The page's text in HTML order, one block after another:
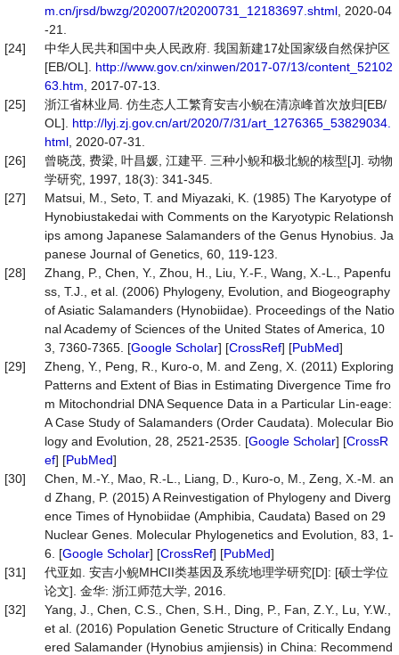
m.cn/jrsd/bwzg/202007/t20200731_12183697.shtml , 2020-04
-21.
[24]
中华人民共和国中央人民政府. 我国新建17处国家级自然保护区
[EB/OL]. http://www.gov.cn/xinwen/2017-07/13/content_52102
63.htm , 2017-07-13.
[25]
浙江省林业局. 仿生态人工繁育安吉小鲵在清凉峰首次放归[EB/
OL]. http://lyj.zj.gov.cn/art/2020/7/31/art_1276365_53829034.
html , 2020-07-31.
[26]
曾晓茂, 费梁, 叶昌媛, 江建平. 三种小鲵和极北鲵的核型[J]. 动物
学研究, 1997, 18(3): 341-345.
[27]
Matsui, M., Seto, T. and Miyazaki, K. (1985) The Karyotype of
Hynobiustakedai with Comments on the Karyotypic Relationsh
ips among Japanese Salamanders of the Genus Hynobius. Ja
panese Journal of Genetics, 60, 119-123.
[28]
Zhang, P., Chen, Y., Zhou, H., Liu, Y.-F., Wang, X.-L., Papenfu
ss, T.J., et al. (2006) Phylogeny, Evolution, and Biogeography
of Asiatic Salamanders (Hynobiidae). Proceedings of the Natio
nal Academy of Sciences of the United States of America, 10
3, 7360-7365. [Google Scholar] [CrossRef] [PubMed]
[29]
Zheng, Y., Peng, R., Kuro-o, M. and Zeng, X. (2011) Exploring
Patterns and Extent of Bias in Estimating Divergence Time fro
m Mitochondrial DNA Sequence Data in a Particular Lin-eage:
A Case Study of Salamanders (Order Caudata). Molecular Bio
logy and Evolution, 28, 2521-2535. [Google Scholar] [CrossR
ef] [PubMed]
[30]
Chen, M.-Y., Mao, R.-L., Liang, D., Kuro-o, M., Zeng, X.-M. an
d Zhang, P. (2015) A Reinvestigation of Phylogeny and Diverg
ence Times of Hynobiidae (Amphibia, Caudata) Based on 29
Nuclear Genes. Molecular Phylogenetics and Evolution, 83, 1-
6. [Google Scholar] [CrossRef] [PubMed]
[31]
代亚如. 安吉小鲵MHCII类基因及系统地理学研究[D]: [硕士学位
论文]. 金华: 浙江师范大学, 2016.
[32]
Yang, J., Chen, C.S., Chen, S.H., Ding, P., Fan, Z.Y., Lu, Y.W.,
et al. (2016) Population Genetic Structure of Critically Endang
ered Salamander (Hynobius amjiensis) in China: Recommend